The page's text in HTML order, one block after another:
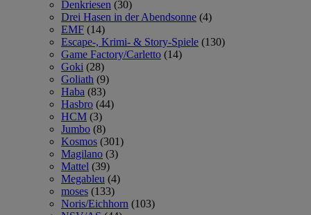
Denkriesen (30)
Drei Hasen in der Abendsonne (4)
EMF (14)
Escape-, Krimi- & Story-Spiele (130)
Game Factory/Carletto (14)
Goki (28)
Goliath (9)
Haba (83)
Hasbro (44)
HCM (3)
Jumbo (8)
Kosmos (301)
Magilano (3)
Mattel (39)
Megableu (4)
moses (133)
Noris/Eichhorn (103)